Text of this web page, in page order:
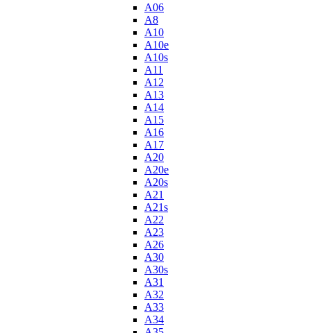
A06
A8
A10
A10e
A10s
A11
A12
A13
A14
A15
A16
A17
A20
A20e
A20s
A21
A21s
A22
A23
A26
A30
A30s
A31
A32
A33
A34